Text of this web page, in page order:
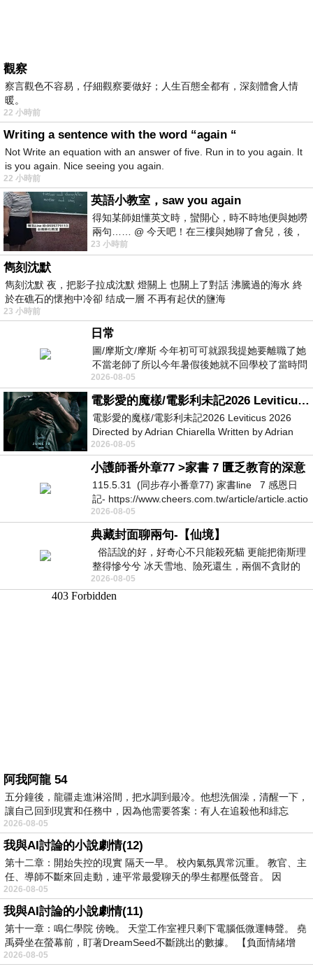
觀察
察言觀色不容易，仔細觀察要做好；人生百態全都有，深刻體會人情
暖。
22 小時前
Writing a sentence with the word “again “
Not Write an equation with an answer of five. Run in to you again. It
is you again. Nice seeing you again.
22 小時前
英語小教室，saw you again
得知某師姐懂英文時，蠻開心，時不時地便與她嘮
兩句…… @ 今天吧！在三樓與她聊了會兒，後，
下二樓居然又撞到她，於是
23 小時前
雋刻沈默
雋刻沈默 夜，把影子拉成沈默 燈關上 也關上了對話 沸騰過的海水 終
於在礁石的懷抱中冷卻 结成一層 不再有起伏的鹽海
23 小時前
日常
圖/摩斯文/摩斯 今年初可可就跟我提她要離職了她
不當老師了所以今年暑假後她就不回學校了當時問
她不是很喜歡幼幼班的小朋友嗎捨得不
2026-08-05
電影愛的魔樣/電影利未記2026 Leviticus 2026
電影愛的魔樣/電影利未記2026 Leviticus 2026
Directed by Adrian Chiarella Written by Adrian
Chiarella Starring Joe Bird
2026-08-05
小護師番外章77 >家書 7 匱乏教育的深意
115.5.31 (同步存小番章77) 家書line 7 感恩日
記- https://www.cheers.com.tw/article/article.actio
2026-08-05
典藏封面聊兩句-【仙境】
俗話說的好，好奇心不只能殺死貓 更能把衛斯理
整得慘兮兮 冰天雪地、險死還生，兩個不貪財的
人尋什麼寶？ 人家追尋愛情還
2026-08-05
阿我阿龍 54
五分鐘後，龍疆走進淋浴間，把水調到最冷。他想洗個澡，清醒一下，
讓自己回到現實和任務中，因為他需要答案：有人在追殺他和緋忘
2026-08-05
我與AI討論的小說劇情(12)
第十二章：開始失控的現實 隔天一早。 校內氣氛異常沉重。 教官、主
任、導師不斷來回走動，連平常最愛聊天的學生都壓低聲音。 因
2026-08-05
我與AI討論的小說劇情(11)
第十一章：鳴仁學院 傍晚。 天堂工作室裡只剩下電腦低微運轉聲。 堯
禹舜坐在螢幕前，盯著DreamSeed不斷跳出的數據。 【負面情緒增
2026-08-05